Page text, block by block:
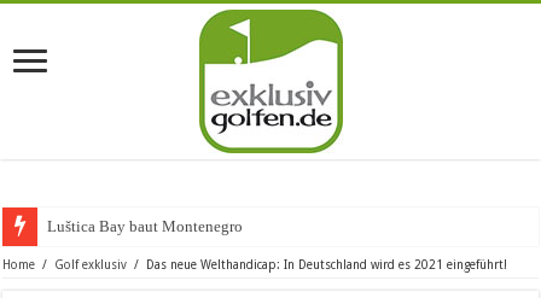
Luštica Bay baut Montenegros erste
Home / Golf exklusiv / Das neue Welthandicap: In Deutschland wird es 2021 eingeführt!